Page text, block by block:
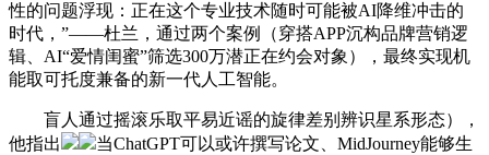
性的问题浮现：正在这个专业技术随时可能被AI降维冲击的
时代，”——杜兰，通过两个案例（穿搭APP沉构品牌营销逻
辑、AI“爱情闺蜜”筛选300万潜正在约会对象），最终实现机
能取可托度兼备的新一代人工智能。
盲人通过摇滚乐取平易近谣的旋律差别辨识星系形态），
他指出
当ChatGPT可以或许撰写论文、MidJourney能够生